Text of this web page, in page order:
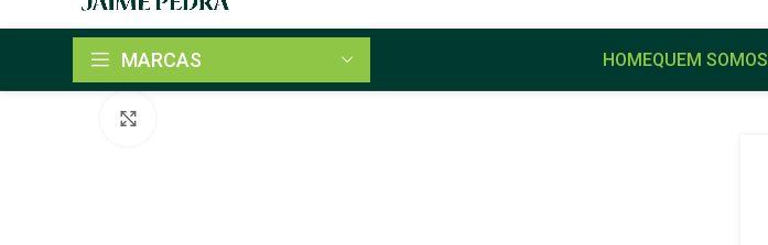
MARCAS HOMEQUEM SOMOS